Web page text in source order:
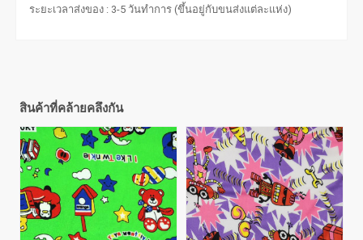
ระยะเวลาส่งของ : 3-5 วันทำการ (ขึ้นอยู่กับขนส่งแต่ละแห่ง)
สินค้าที่คล้ายคลึงกัน